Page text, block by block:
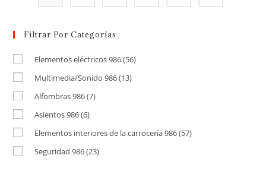
Filtrar Por Categorías
Elementos eléctricos 986(56)
Multimedia/Sonido 986(13)
Alfombras 986(7)
Asientos 986(6)
Elementos interiores de la carrocería 986(57)
Seguridad 986(23)